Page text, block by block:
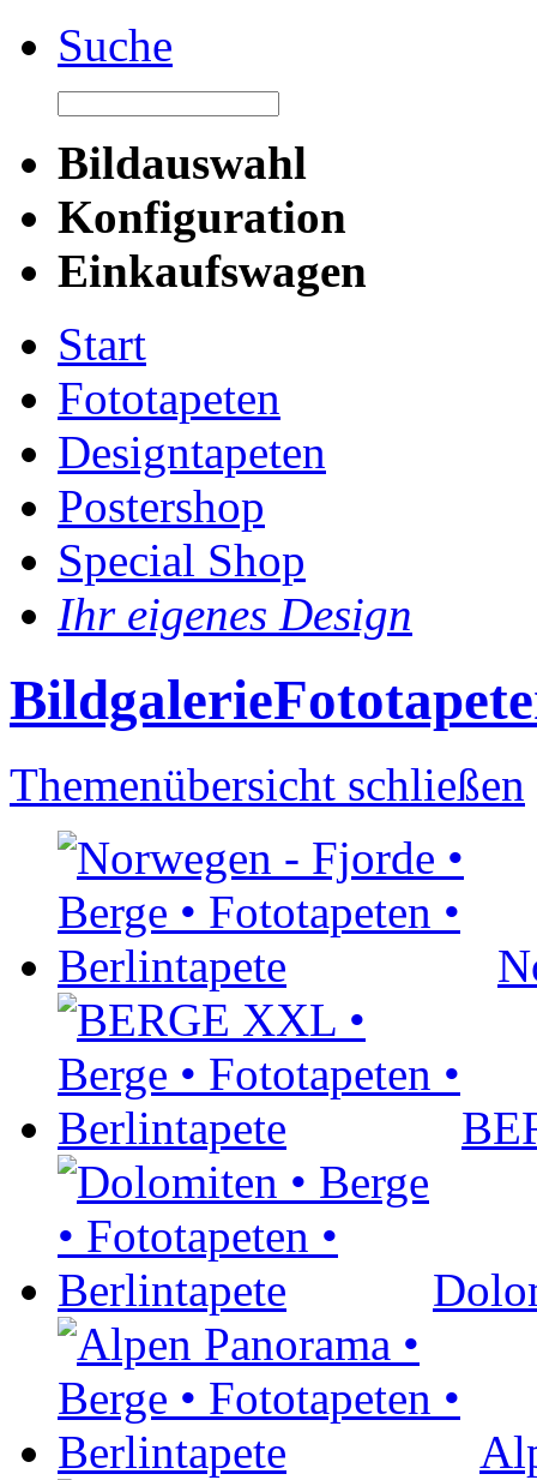
Suche
Bildauswahl
Konfiguration
Einkaufswagen
Start
Fototapeten
Designtapeten
Postershop
Special Shop
Ihr eigenes Design
Bildgalerie
Themenübersicht schließen